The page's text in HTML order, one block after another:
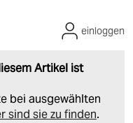
Artikel ist
bei ausgewählten
sind sie zu finden.
einloggen